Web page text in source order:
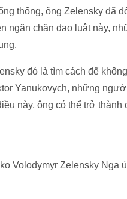
thống, ông Zelensky đã
ngăn chặn đạo luật này,
đó là tìm cách để
Yanukovych, những
này, ông có thể trở thành
Volodymyr Zelensky Nga